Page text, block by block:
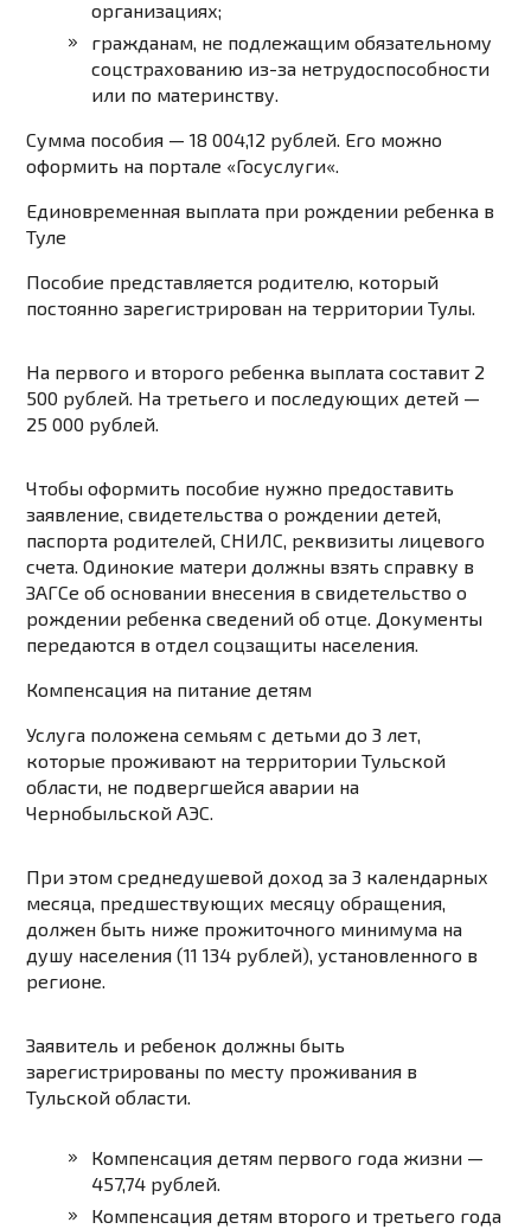
организациях;
гражданам, не подлежащим обязательному
соцстрахованию из-за нетрудоспособности
или по материнству.
Сумма пособия — 18 004,12 рублей. Его можно
оформить на портале «Госуслуги«.
Единовременная выплата при рождении ребенка в
Туле
Пособие представляется родителю, который
постоянно зарегистрирован на территории Тулы.
На первого и второго ребенка выплата составит 2
500 рублей. На третьего и последующих детей —
25 000 рублей.
Чтобы оформить пособие нужно предоставить
заявление, свидетельства о рождении детей,
паспорта родителей, СНИЛС, реквизиты лицевого
счета. Одинокие матери должны взять справку в
ЗАГСе об основании внесения в свидетельство о
рождении ребенка сведений об отце. Документы
передаются в отдел соцзащиты населения.
Компенсация на питание детям
Услуга положена семьям с детьми до 3 лет,
которые проживают на территории Тульской
области, не подвергшейся аварии на
Чернобыльской АЭС.
При этом среднедушевой доход за 3 календарных
месяца, предшествующих месяцу обращения,
должен быть ниже прожиточного минимума на
душу населения (11 134 рублей), установленного в
регионе.
Заявитель и ребенок должны быть
зарегистрированы по месту проживания в
Тульской области.
Компенсация детям первого года жизни —
457,74 рублей.
Компенсация детям второго и третьего года